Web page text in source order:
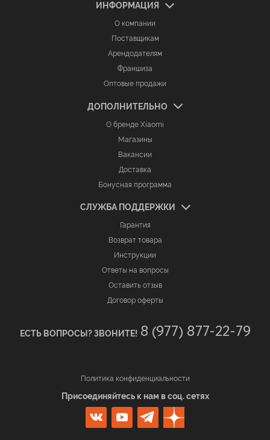
ИНФОРМАЦИЯ
О компании
Поставщикам
Арендодателям
Франшиза
Оптовые продажи
ДОПОЛНИТЕЛЬНО
О бренде Xiaomi
Магазины
Вакансии
Доставка
Бонусная программа
СЛУЖБА ПОДДЕРЖКИ
Гарантия
Возврат товара
Инструкции
Ответы на вопросы
Оставить отзыв
Договор оферты
ЕСТЬ ВОПРОСЫ? ЗВОНИТЕ! 8 (977) 877-22-79
Политика конфиденциальности
Присоединяйтесь к нам в соц. сетях